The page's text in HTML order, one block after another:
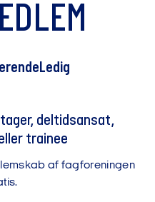
Ledig
deltidsansat,
trainee
af fagforeningen